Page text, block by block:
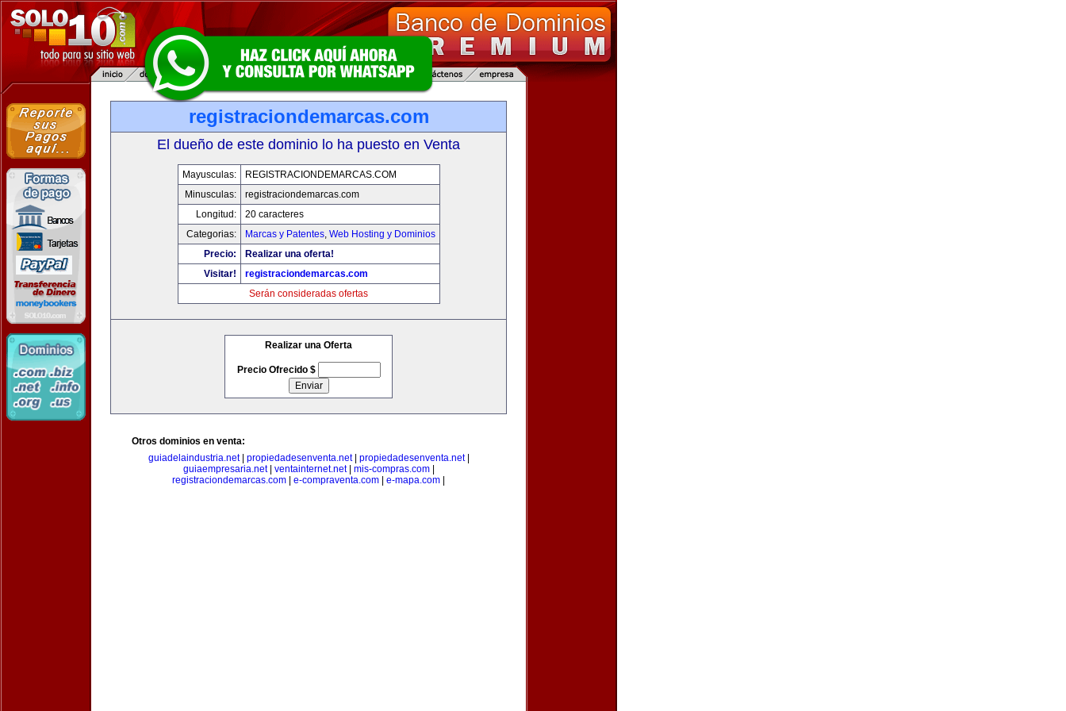
registraciondemarcas.com
El dueño de este dominio lo ha puesto en Venta
Mayusculas:
REGISTRACIONDEMARCAS.COM
Minusculas:
registraciondemarcas.com
Longitud:
20 caracteres
Categorias:
Marcas y Patentes, Web Hosting y Dominios
Precio:
Realizar una oferta!
Visitar!
registraciondemarcas.com
Serán consideradas ofertas
Realizar una Oferta
Precio Ofrecido $
Otros dominios en venta:
guiadelaindustria.net propiedadesenventa.net propiedadesenventa.net|
guiaempresaria.net| ventainternet.net| mis-compras.com|
registraciondemarcas.com
e-compraventa.com e-mapa.com